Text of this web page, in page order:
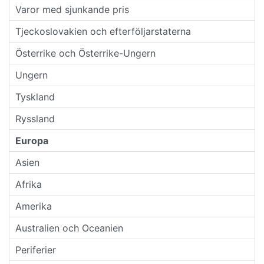
Varor med sjunkande pris
Tjeckoslovakien och efterföljarstaterna
Österrike och Österrike-Ungern
Ungern
Tyskland
Ryssland
Europa
Asien
Afrika
Amerika
Australien och Oceanien
Periferier